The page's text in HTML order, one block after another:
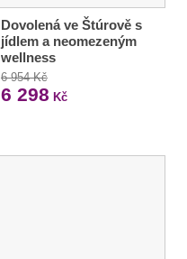
Dovolená ve Štúrově s
jídlem a neomezeným
wellness
6 954 Kč
6 298 Kč